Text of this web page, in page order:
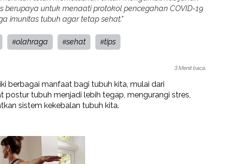
untuk menaati protokol pencegahan COVID-19
imunitas tubuh agar tetap sehat."
#olahraga #sehat #tips
3 Menit baca.
berbagai manfaat bagi tubuh kita, mulai dari
postur tubuh menjadi lebih tegap, mengurangi stres,
sistem kekebalan tubuh kita.